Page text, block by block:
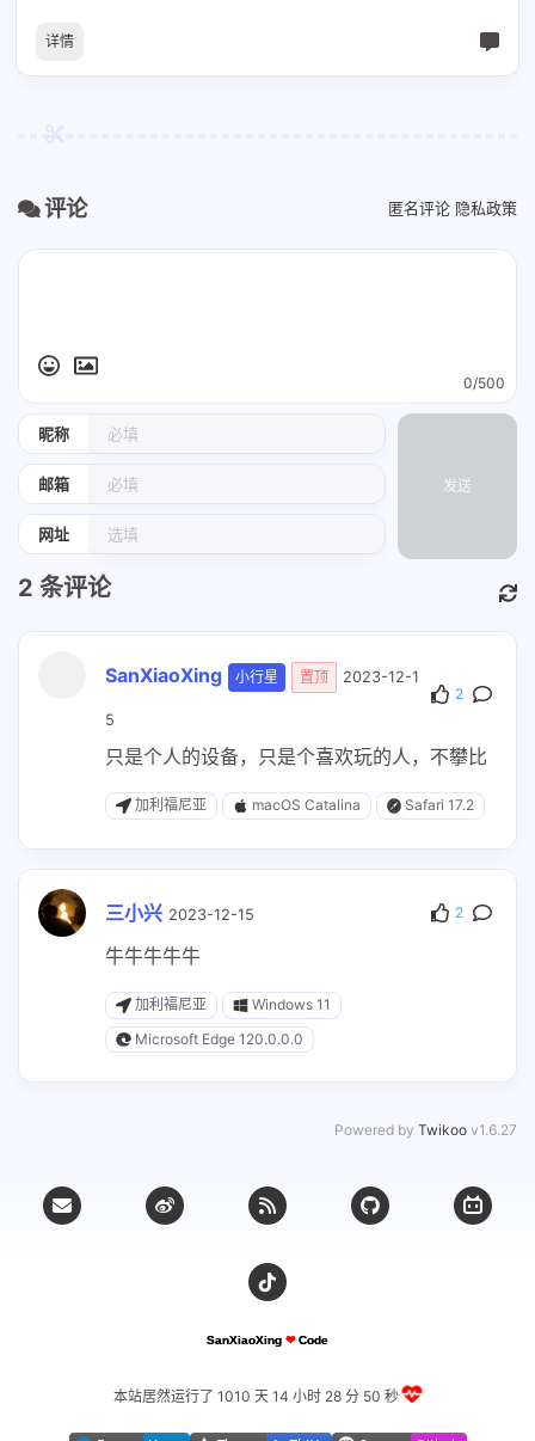
详情
评论 匿名评论 隐私政策
昵称
邮箱
网址
0/500
发送
2 条评论
SanXiaoXing 小行星 置顶 2023-12-1
5
2
只是个人的设备，只是个喜欢玩的人，不攀比
加利福尼亚 macOS Catalina Safari 17.2
三小兴 2023-12-15 2
牛牛牛牛牛
加利福尼亚
Windows 11
Microsoft Edge 120.0.0.0
Powered by Twikoo v1.6.27
本站居然运行了 1010 天 14 小时 28 分 51 秒